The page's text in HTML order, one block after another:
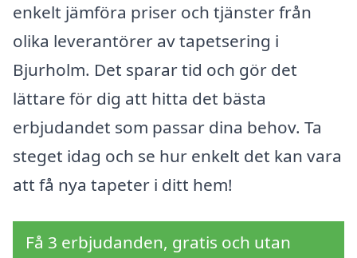
enkelt jämföra priser och tjänster från
olika leverantörer av tapetsering i
Bjurholm. Det sparar tid och gör det
lättare för dig att hitta det bästa
erbjudandet som passar dina behov. Ta
steget idag och se hur enkelt det kan vara
att få nya tapeter i ditt hem!
Få 3 erbjudanden, gratis och utan